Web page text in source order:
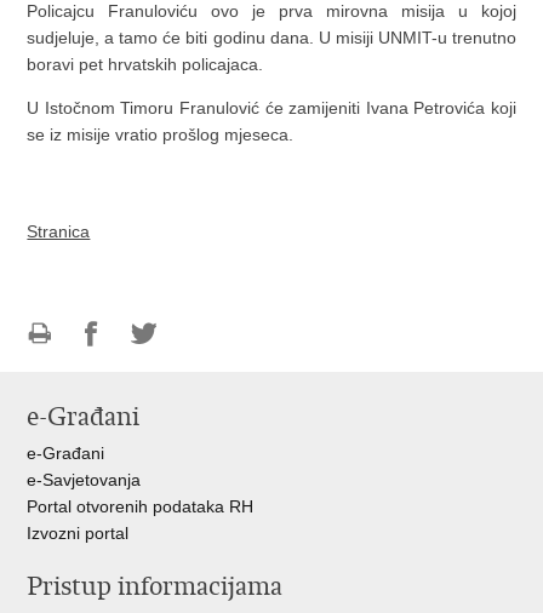
Policajcu Franuloviću ovo je prva mirovna misija u kojoj
sudjeluje, a tamo će biti godinu dana. U misiji UNMIT-u trenutno
boravi pet hrvatskih policajaca.
U Istočnom Timoru Franulović će zamijeniti Ivana Petrovića koji
se iz misije vratio prošlog mjeseca.
Stranica
FacebookuTwitteru
e-Građani
e-Građani
e-Savjetovanja
Portal otvorenih podataka RH
Izvozni portal
Pristup informacijama